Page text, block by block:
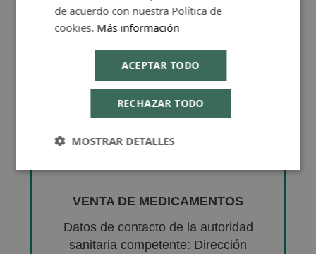
VENTA DE MEDICAMENTOS
Datos de contacto de la autoridad
sanitaria competente: Dirección
de acuerdo con nuestra Política de
cookies. Más información
ACEPTAR TODO
RECHAZAR TODO
MOSTRAR DETALLES